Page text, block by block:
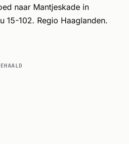
naar Mantjeskade in
15-102. Regio Haaglanden.